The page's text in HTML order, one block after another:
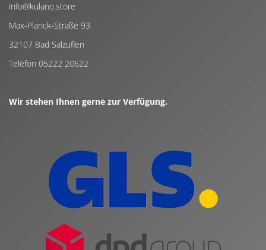
info@kulano.store
Max-Planck-Straße 93
32107 Bad Salzuflen
Telefon 05222 20622
Wir stehen Ihnen gerne zur Verfügung.